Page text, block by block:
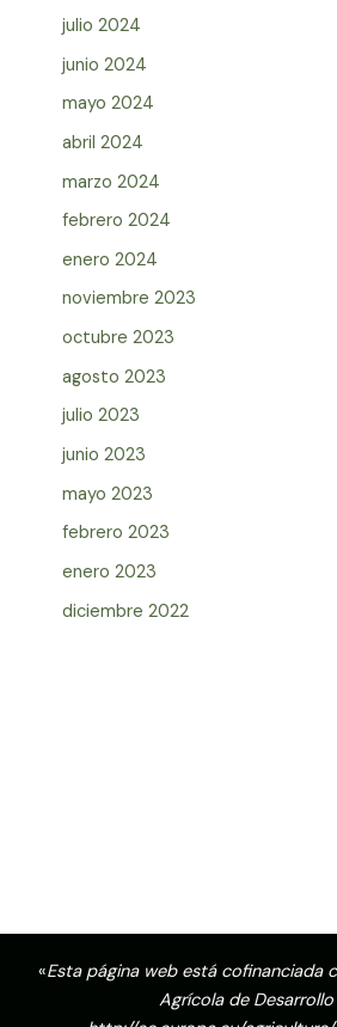
julio 2024
junio 2024
mayo 2024
abril 2024
marzo 2024
febrero 2024
enero 2024
noviembre 2023
octubre 2023
agosto 2023
julio 2023
junio 2023
mayo 2023
febrero 2023
enero 2023
diciembre 2022
«Esta página web está cofinanciada
Agrícola de Desarrollo